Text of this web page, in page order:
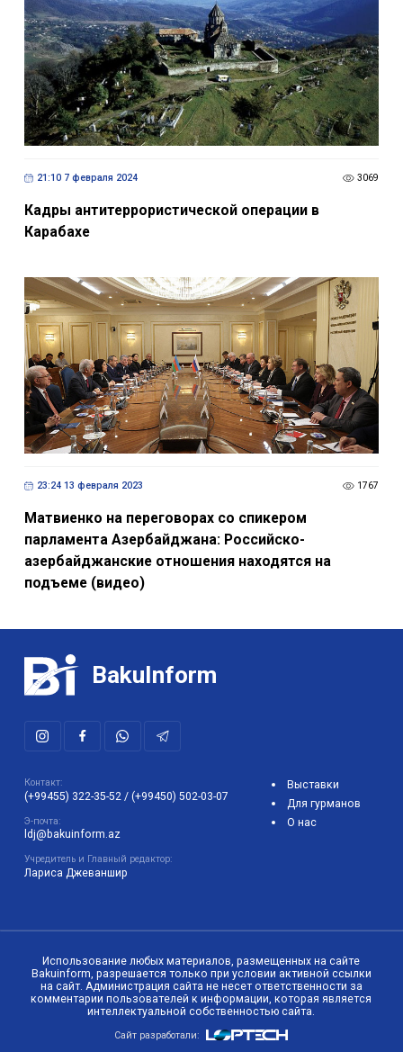
21:10 7 февраля 2024 3069
Кадры антитеррористической операции в
Карабахе
23:24 13 февраля 2023 1767
Матвиенко на переговорах со спикером
парламента Азербайджана: Российско-
азербайджанские отношения находятся на
подъеме (видео)
BakuInform
Контакт:
(+99455) 322-35-52 / (+99450) 502-03-07
Э-почта:
ldj@bakuinform.az
Учредитель и Главный редактор:
Лариса Джеваншир
Выставки
Для гурманов
О нас
Использование любых материалов, размещенных на сайте
Bakuinform, разрешается только при условии активной ссылки
на сайт. Администрация сайта не несет ответственности за
комментарии пользователей к информации, которая является
интеллектуальной собственностью сайта.
Сайт разработали: